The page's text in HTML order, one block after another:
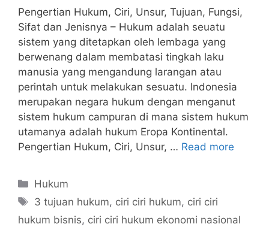
Pengertian Hukum, Ciri, Unsur, Tujuan, Fungsi,
Sifat dan Jenisnya – Hukum adalah seuatu
sistem yang ditetapkan oleh lembaga yang
berwenang dalam membatasi tingkah laku
manusia yang mengandung larangan atau
perintah untuk melakukan sesuatu. Indonesia
merupakan negara hukum dengan menganut
sistem hukum campuran di mana sistem hukum
utamanya adalah hukum Eropa Kontinental.
Pengertian Hukum, Ciri, Unsur, … Read more
Categories
Hukum
Tags
3 tujuan hukum, ciri ciri hukum, ciri ciri
hukum bisnis, ciri ciri hukum ekonomi nasional